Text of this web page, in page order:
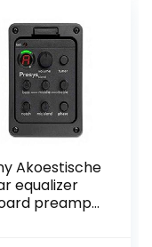
Akoestische
equalizer
preamp